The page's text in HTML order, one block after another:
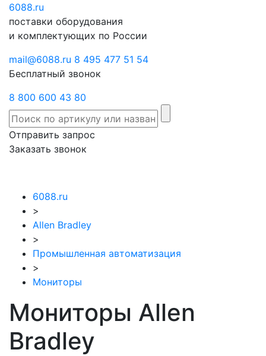
6088.ru
поставки оборудования
и комплектующих по России
mail@6088.ru 8 495 477 51 54
Бесплатный звонок
8 800 600 43 80
Отправить запрос
Заказать звонок
6088.ru
>
Allen Bradley
>
Промышленная автоматизация
>
Мониторы
Мониторы Allen
Bradley
Отправить
запрос
звонок